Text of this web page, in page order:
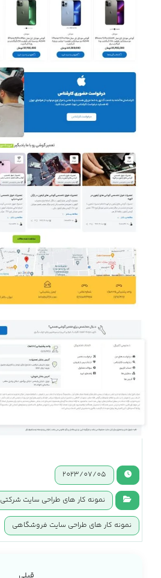
2023/07/05
نمونه کار های طراحی سایت شرکتی
نمونه کار های طراحی سایت فروشگاهی